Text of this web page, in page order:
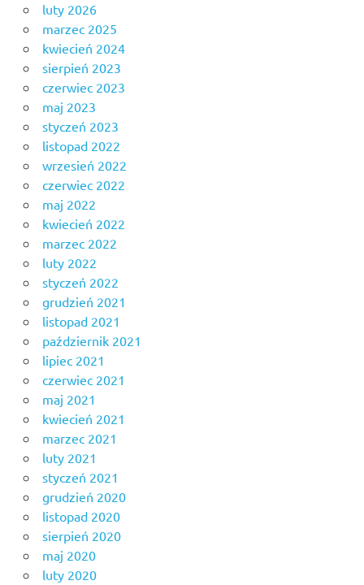
luty 2026
marzec 2025
kwiecień 2024
sierpień 2023
czerwiec 2023
maj 2023
styczeń 2023
listopad 2022
wrzesień 2022
czerwiec 2022
maj 2022
kwiecień 2022
marzec 2022
luty 2022
styczeń 2022
grudzień 2021
listopad 2021
październik 2021
lipiec 2021
czerwiec 2021
maj 2021
kwiecień 2021
marzec 2021
luty 2021
styczeń 2021
grudzień 2020
listopad 2020
sierpień 2020
maj 2020
luty 2020